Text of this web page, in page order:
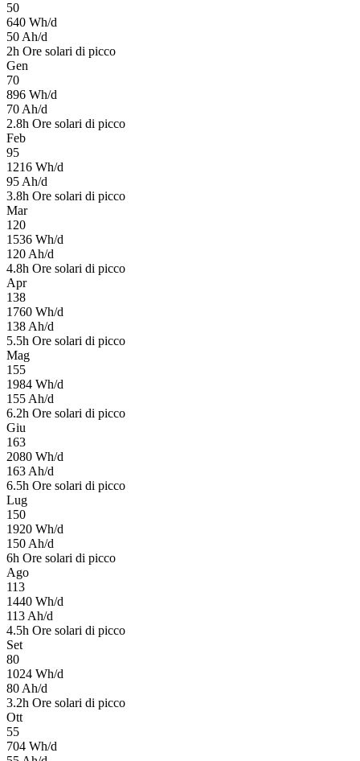
50
640 Wh/d
50 Ah/d
2h Ore solari di picco
Gen
70
896 Wh/d
70 Ah/d
2.8h Ore solari di picco
Feb
95
1216 Wh/d
95 Ah/d
3.8h Ore solari di picco
Mar
120
1536 Wh/d
120 Ah/d
4.8h Ore solari di picco
Apr
138
1760 Wh/d
138 Ah/d
5.5h Ore solari di picco
Mag
155
1984 Wh/d
155 Ah/d
6.2h Ore solari di picco
Giu
163
2080 Wh/d
163 Ah/d
6.5h Ore solari di picco
Lug
150
1920 Wh/d
150 Ah/d
6h Ore solari di picco
Ago
113
1440 Wh/d
113 Ah/d
4.5h Ore solari di picco
Set
80
1024 Wh/d
80 Ah/d
3.2h Ore solari di picco
Ott
55
704 Wh/d